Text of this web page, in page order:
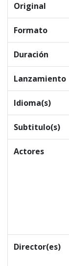
Original
Formato
Duración
Lanzamiento
Idioma(s)
Subtitulo(s)
Actores
Director(es)